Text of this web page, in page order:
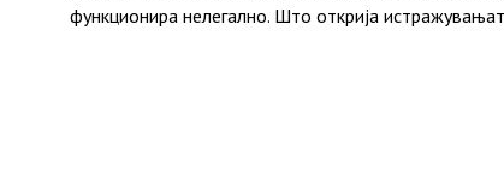
функционира нелегално. Што открија